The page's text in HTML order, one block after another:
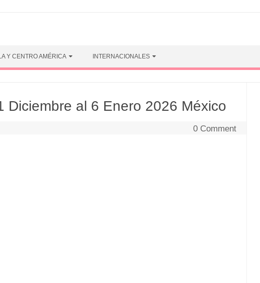
Y CENTRO AMÉRICA INTERNACIONALES
Diciembre al 6 Enero 2026 México
0 Comment